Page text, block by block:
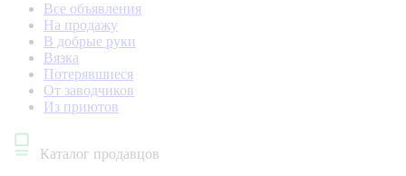
Все объявления
На продажу
В добрые руки
Вязка
Потерявшиеся
От заводчиков
Из приютов
Каталог продавцов